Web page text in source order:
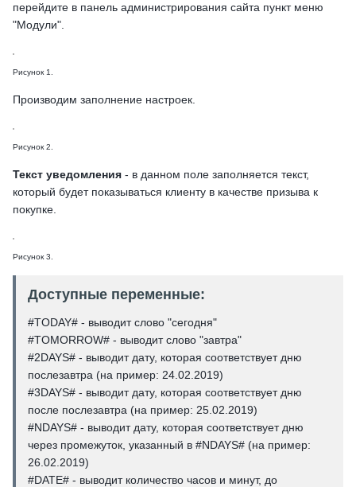
перейдите в панель администрирования сайта пункт меню
"Модули".
Рисунок 1.
Производим заполнение настроек.
Рисунок 2.
Текст уведомления - в данном поле заполняется текст,
который будет показываться клиенту в качестве призыва к
покупке.
Рисунок 3.
Доступные переменные:
#TODAY# - выводит слово "сегодня"
#TOMORROW# - выводит слово "завтра"
#2DAYS# - выводит дату, которая соответствует дню
послезавтра (на пример: 24.02.2019)
#3DAYS# - выводит дату, которая соответствует дню
после послезавтра (на пример: 25.02.2019)
#NDAYS# - выводит дату, которая соответствует дню
через промежуток, указанный в #NDAYS# (на пример:
26.02.2019)
#DATE# - выводит количество часов и минут, до